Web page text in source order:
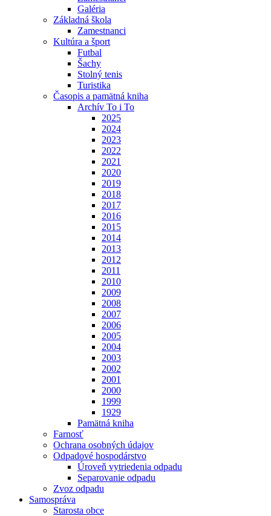
Galéria
Základná škola
Zamestnanci
Kultúra a šport
Futbal
Šachy
Stolný tenis
Turistika
Časopis a pamätná kniha
Archív To i To
2025
2024
2023
2022
2021
2020
2019
2018
2017
2016
2015
2014
2013
2012
2011
2010
2009
2008
2007
2006
2005
2004
2003
2002
2001
2000
1999
1929
Pamätná kniha
Farnosť
Ochrana osobných údajov
Odpadové hospodárstvo
Úroveň vytriedenia odpadu
Separovanie odpadu
Zvoz odpadu
Samospráva
Starosta obce